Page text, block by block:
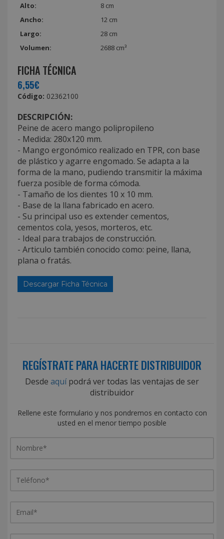
Alto:
8 cm
Ancho:
12 cm
Largo:
28 cm
Volumen:
2688 cm³
FICHA TÉCNICA
6,55€
Código: 02362100
DESCRIPCIÓN:
Peine de acero mango polipropileno
- Medida: 280x120 mm.
- Mango ergonómico realizado en TPR, con base
de plástico y agarre engomado. Se adapta a la
forma de la mano, pudiendo transmitir la máxima
fuerza posible de forma cómoda.
- Tamaño de los dientes 10 x 10 mm.
- Base de la llana fabricado en acero.
- Su principal uso es extender cementos,
cementos cola, yesos, morteros, etc.
- Ideal para trabajos de construcción.
- Articulo también conocido como: peine, llana,
plana o fratás.
Descargar Ficha Técnica
REGÍSTRATE PARA HACERTE DISTRIBUIDOR
Desde aquípodrá ver todas las ventajas de ser
distribuidor
Rellene este formulario y nos pondremos en contacto con
usted en el menor tiempo posible